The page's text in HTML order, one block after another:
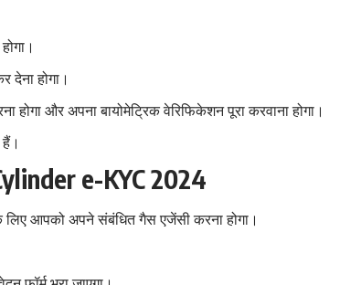
होगा।
और अपना बायोमेट्रिक वेरिफिकेशन पूरा करवाना होगा।
e-KYC 2024
आपको अपने संबंधित गैस एजेंसी करना होगा।